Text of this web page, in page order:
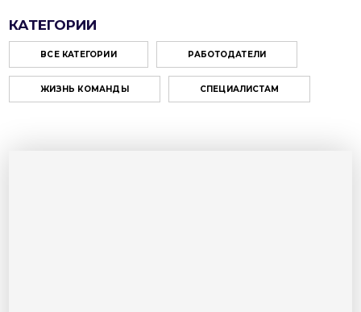
КАТЕГОРИИ
ВСЕ КАТЕГОРИИ РАБОТОДАТЕЛИ
ЖИЗНЬ КОМАНДЫ СПЕЦИАЛИСТАМ